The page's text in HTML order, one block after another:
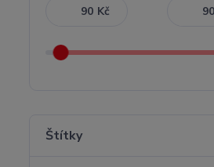
Kč
Štítky